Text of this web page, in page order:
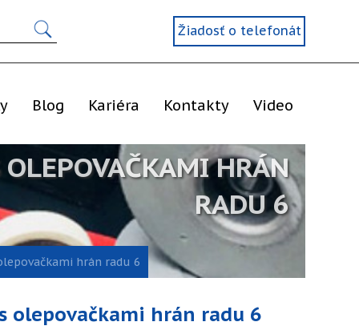
Žiadosť o telefonát
Blog Kariéra Kontakty Video
HRÁN
RADU 6
hrán radu 6
olepovačkami hrán radu 6